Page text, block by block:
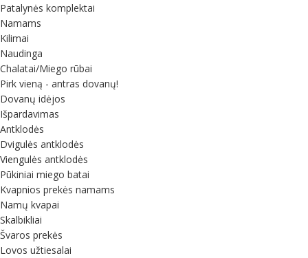
Patalynės komplektai
Namams
Kilimai
Naudinga
Chalatai/Miego rūbai
Pirk vieną - antras dovanų!
Dovanų idėjos
Išpardavimas
Antklodės
Dvigulės antklodės
Viengulės antklodės
Pūkiniai miego batai
Kvapnios prekės namams
Namų kvapai
Skalbikliai
Švaros prekės
Lovos užtiesalai